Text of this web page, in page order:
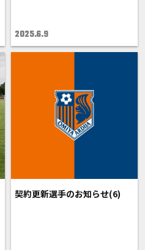
2025.6.9
契約更新選手のお知らせ(6)